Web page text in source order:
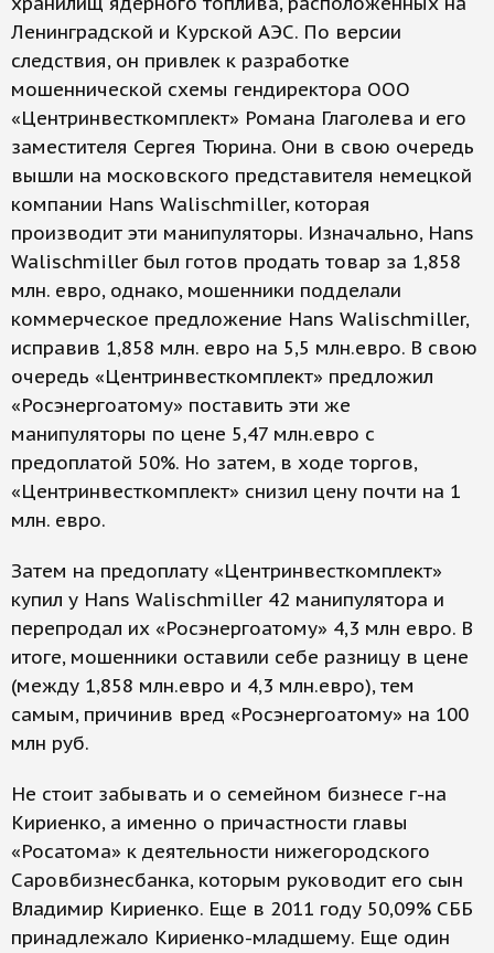
Ленинградской и Курской АЭС. По версии
следствия, он привлек к разработке
мошеннической схемы гендиректора ООО
«Центринвесткомплект» Романа Глаголева и его
заместителя Сергея Тюрина. Они в свою очередь
вышли на московского представителя немецкой
компании Hans Walischmiller, которая
производит эти манипуляторы. Изначально, Hans
Walischmiller был готов продать товар за 1,858
млн. евро, однако, мошенники подделали
коммерческое предложение Hans Walischmiller,
исправив 1,858 млн. евро на 5,5 млн.евро. В свою
очередь «Центринвесткомплект» предложил
«Росэнергоатому» поставить эти же
манипуляторы по цене 5,47 млн.евро с
предоплатой 50%. Но затем, в ходе торгов,
«Центринвесткомплект» снизил цену почти на 1
млн. евро.
Затем на предоплату «Центринвесткомплект»
купил у Hans Walischmiller 42 манипулятора и
перепродал их «Росэнергоатому» 4,3 млн евро. В
итоге, мошенники оставили себе разницу в цене
(между 1,858 млн.евро и 4,3 млн.евро), тем
самым, причинив вред «Росэнергоатому» на 100
млн руб.
Не стоит забывать и о семейном бизнесе г-на
Кириенко, а именно о причастности главы
«Росатома» к деятельности нижегородского
Саровбизнесбанка, которым руководит его сын
Владимир Кириенко. Еще в 2011 году 50,09% СББ
принадлежало Кириенко-младшему. Еще один